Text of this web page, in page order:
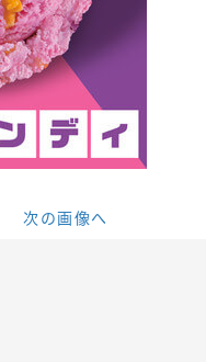
次の画像へ